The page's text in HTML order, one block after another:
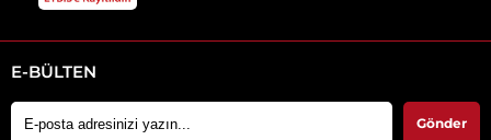
E-BÜLTEN
Gönder